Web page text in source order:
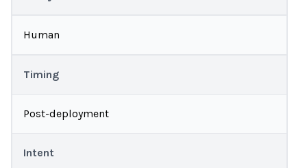
Human
Timing
Post-deployment
Intent